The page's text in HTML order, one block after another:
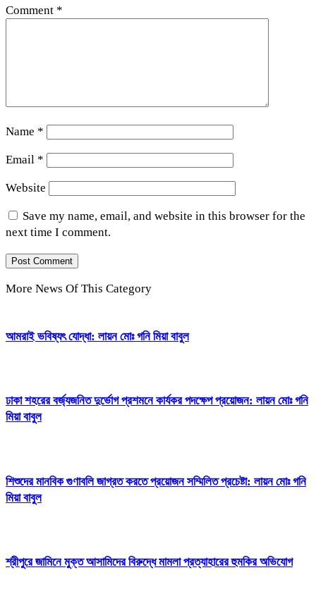
Comment *
Name *
Email *
Website
Save my name, email, and website in this browser for the
next time I comment.
More News Of This Category
আমরাই ভবিষ্যৎ যোদ্ধা: লায়ন মোঃ গনি মিয়া বাবুল
ঢাকা শহরের বর্জ্যজনিত দুর্ভোগ প্রশমনে কার্যকর পদক্ষেপ প্রয়োজন: লায়ন মোঃ গনি
মিয়া বাবুল
শিশুদের মানবিক গুণাবলি জাগ্রত করতে প্রয়োজন সম্মিলিত প্রচেষ্টা: লায়ন মোঃ গনি
মিয়া বাবুল
শ্রীপুরে জামিনে মুক্ত আসামিদের বিরুদ্ধে মামলা প্রত্যাহারের হুমকির অভিযোগ